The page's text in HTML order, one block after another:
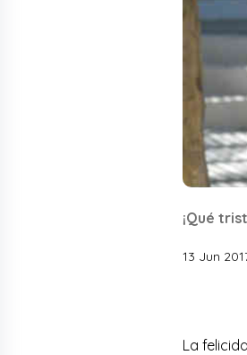
¡Qué
13 Jun
La